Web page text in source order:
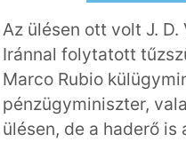
Az ülésen ott volt J.
Iránnal folytatott
Marco Rubio
pénzügyminiszter,
ülésen, de a haderő